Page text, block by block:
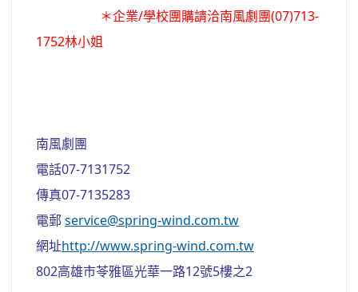
＊企業/學校團購請洽南風劇團(07)713-
1752林小姐
南風劇團
電話07-7131752
傳真07-7135283
電郵 service@spring-wind.com.tw
網址http://www.spring-wind.com.tw
802高雄市苓雅區光華一路12號5樓之2